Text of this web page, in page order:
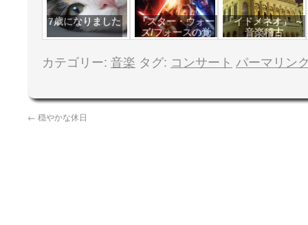
7歳になりました
『スター・ウォー
ズ/フォースの覚
醒』
「イドメネオ」 ～
音楽稽古
カテゴリー: 音楽 タグ: コンサート パーマリン
← 穏やかな休日